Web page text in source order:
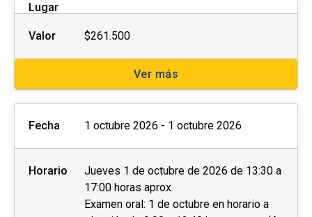
Lugar
Valor $261.500
Ver más
Fecha 1 octubre 2026 - 1 octubre 2026
Horario
Jueves 1 de octubre de 2026 de 13:30 a
17:00 horas aprox.
Examen oral: 1 de octubre en horario a